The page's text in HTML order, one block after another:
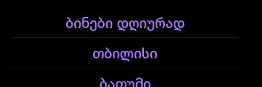
ბინები დღიურად
თბილისი